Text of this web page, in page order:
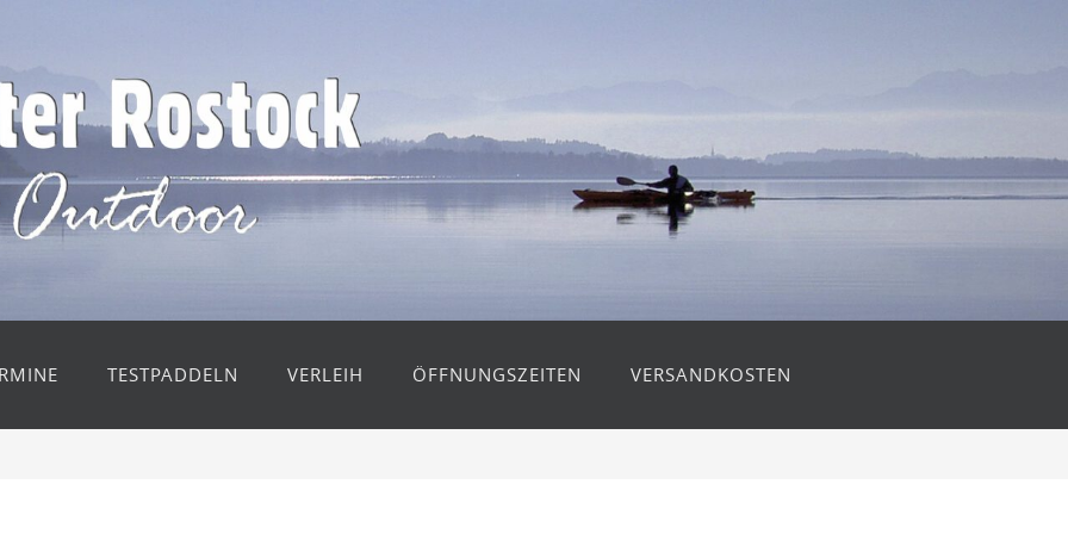
TESTPADDELN VERLEIH ÖFFNUNGSZEITEN VERSANDKOSTEN